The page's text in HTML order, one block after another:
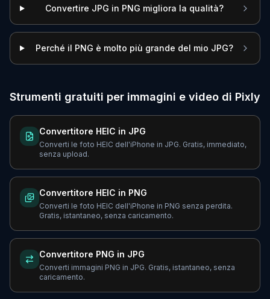
Convertire JPG in PNG migliora la qualità?
Perché il PNG è molto più grande del mio JPG?
Strumenti gratuiti per immagini e video di Pixly
Convertitore HEIC in JPG
Converti le foto HEIC dell'iPhone in JPG. Gratis, immediato,
senza upload.
Convertitore HEIC in PNG
Converti le foto HEIC dell'iPhone in PNG senza perdita.
Gratis, istantaneo, senza caricamento.
Convertitore PNG in JPG
Converti immagini PNG in JPG. Gratis, istantaneo, senza
caricamento.